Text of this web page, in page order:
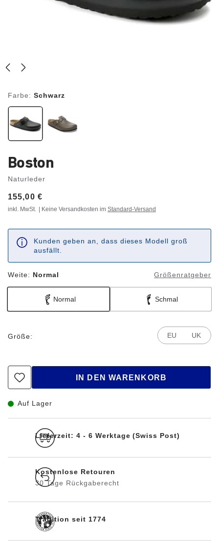
Farbe: Schwarz
Boston
Naturleder
Price:
155,00 €
inkl. MwSt. | Keine Versandkosten im Standard-Versand
Kunden geben an, dass dieses Modell groß
ausfällt.
Weite: Normal Größenratgeber
Normal Schmal
Größe: EU UK
IN DEN WARENKORB
Auf Lager
Lieferzeit: 4 - 6 Werktage (Swiss Post)
Kostenlose Retouren
30 Tage Rückgaberecht
Tradition seit 1774